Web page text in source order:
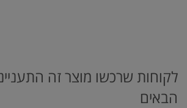
לקוחות שרכשו מוצר זה
הבאים